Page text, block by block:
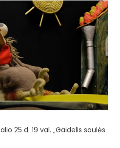
25 d. 19 val. „Gaidelis saulės